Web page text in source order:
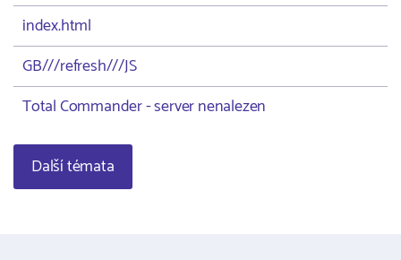
index.html
GB///refresh///JS
Total Commander - server nenalezen
Další témata